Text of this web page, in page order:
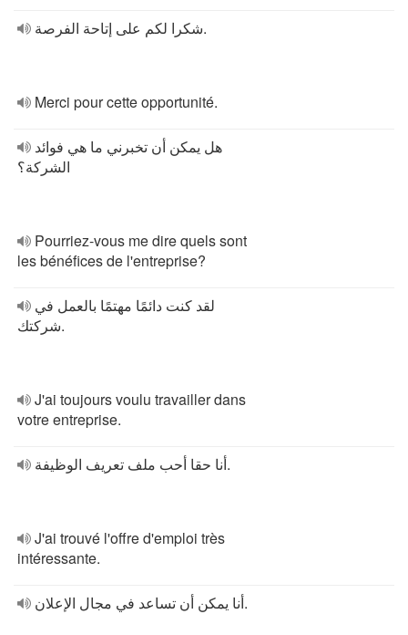
شكرا لكم على إتاحة الفرصة.
Merci pour cette opportunité.
هل يمكن أن تخبرني ما هي فوائد
الشركة؟
Pourriez-vous me dire quels sont
les bénéfices de l'entreprise?
لقد كنت دائمًا مهتمًا بالعمل في
شركتك.
J'ai toujours voulu travailler dans
votre entreprise.
أنا حقا أحب ملف تعريف الوظيفة.
J'ai trouvé l'offre d'emploi très
intéressante.
أنا يمكن أن تساعد في مجال الإعلان.